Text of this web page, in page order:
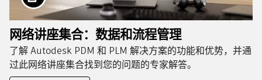
网络讲座集合：数据和流程管理
了解 Autodesk PDM 和 PLM 解决方案的功能和优势，并通
过此网络讲座集合找到您的问题的专家解答。